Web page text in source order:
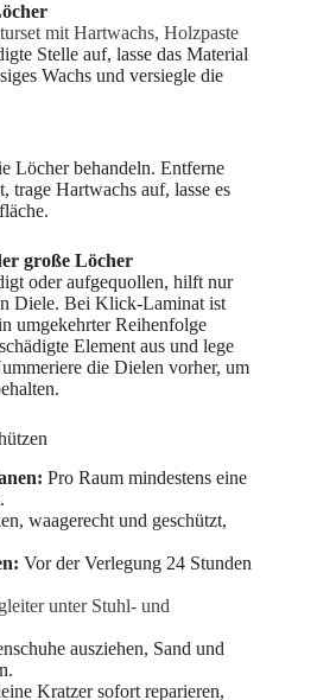
mit Hartwachs, Holzpaste
Stelle auf, lasse das Material
Wachs und versiegle die
Löcher behandeln. Entferne
trage Hartwachs auf, lasse es
große Löcher
oder aufgequollen, hilft nur
Diele. Bei Klick-Laminat ist
umgekehrter Reihenfolge
Element aus und lege
die Dielen vorher, um
Pro Raum mindestens eine
waagerecht und geschützt,
Vor der Verlegung 24 Stunden
unter Stuhl- und
ausziehen, Sand und
Kratzer sofort reparieren,